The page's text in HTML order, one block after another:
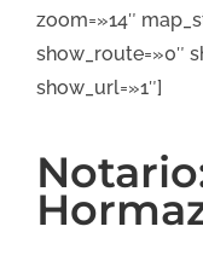
zoom=»14″
show_route=»0″
show_url=»1″]